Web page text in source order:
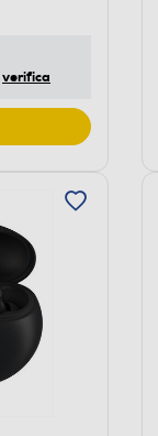
verifica